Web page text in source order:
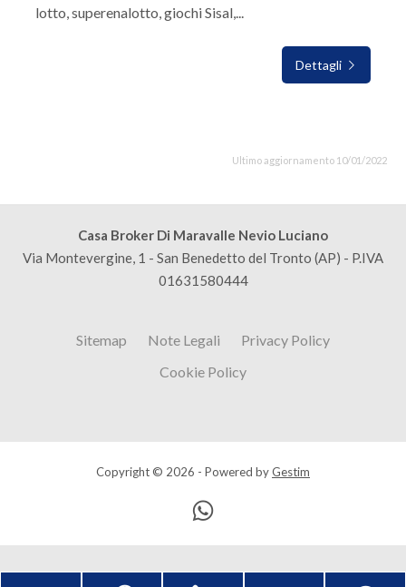
lotto, superenalotto, giochi Sisal,...
Dettagli
Ultimo aggiornamento 10/01/2022
Casa Broker Di Maravalle Nevio Luciano
Via Montevergine, 1 - San Benedetto del Tronto (AP) - P.IVA
01631580444
Sitemap Note Legali
Privacy Policy
Cookie Policy
Copyright © 2026 - Powered byGestim